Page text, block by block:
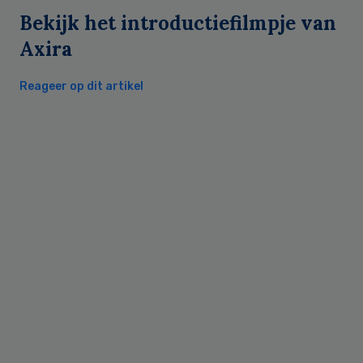
Bekijk het introductiefilmpje van
Axira
Reageer op dit artikel